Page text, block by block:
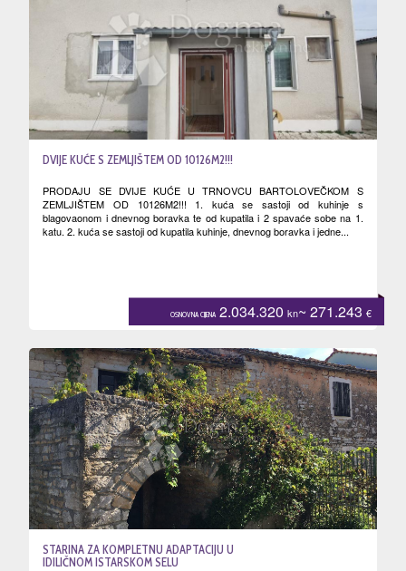
DVIJE KUĆE S ZEMLJIŠTEM OD 10126M2!!!
PRODAJU SE DVIJE KUĆE U TRNOVCU BARTOLOVEČKOM S
ZEMLJIŠTEM OD 10126M2!!! 1. kuća se sastoji od kuhinje s
blagovaonom i dnevnog boravka te od kupatila i 2 spavaće sobe na 1.
katu. 2. kuća se sastoji od kupatila kuhinje, dnevnog boravka i jedne...
OSNOVNA CIJENA 2.034.320 kn~ 271.243 €
STARINA ZA KOMPLETNU ADAPTACIJU U
IDILIČNOM ISTARSKOM SELU